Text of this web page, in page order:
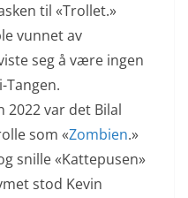
til «Trollet.»
vunnet av
seg å være ingen
Tangen.
2022 var det Bilal
som «Zombien.»
snille «Kattepusen»
stod Kevin